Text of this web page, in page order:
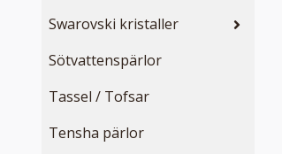
Swarovski kristaller
Sötvattenspärlor
Tassel / Tofsar
Tensha pärlor